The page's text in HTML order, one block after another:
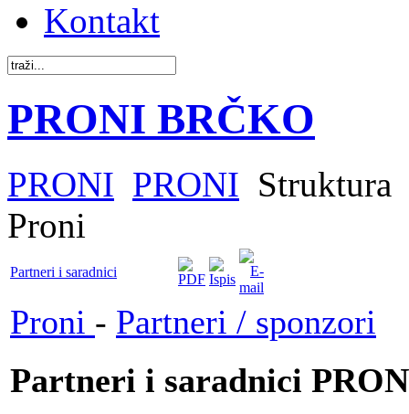
Kontakt
PRONI BRČKO
PRONI PRONI Struktura
Proni
Partneri i saradnici
Proni - Partneri / sponzori
Partneri i saradnici